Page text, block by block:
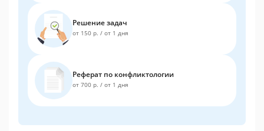
Решение задач
от 150 р. / от 1 дня
Реферат по конфликтологии
от 700 р. / от 1 дня